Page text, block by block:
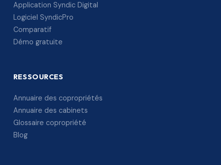
Application Syndic Digital
Logiciel SyndicPro
Comparatif
Démo gratuite
RESSOURCES
Annuaire des copropriétés
Annuaire des cabinets
Glossaire copropriété
Blog